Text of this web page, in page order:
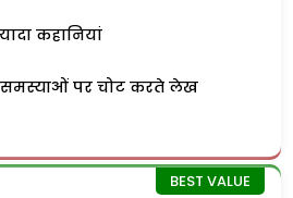
कहानियां
पर चोट करते लेख